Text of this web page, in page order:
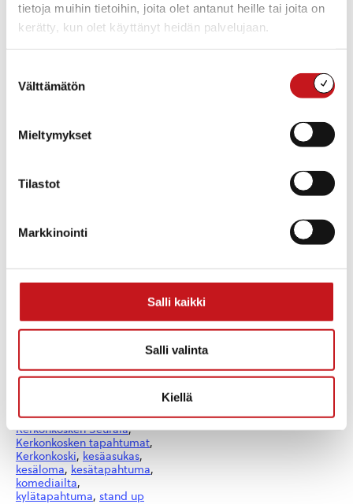
tietoja muihin tietoihin, joita olet antanut heille tai joita on
kerätty, kun olet käyttänyt heidän palvelujaan.
valinta
Välttämätön
Mieltymykset
Tilastot
Markkinointi
Salli kaikki
Salli valinta
Kiellä
Lipunmyynti: kerkonkoskenkettera.johku.com
ostamaan liput erikseen, jos ette tule paikalle yhtä
ke 30.7.2025
19:00 - 20:30
Tapahtumaluokka:
Kerkonkosken Seurala,
Kerkonkosken tapahtumat,
Kerkonkoski, kesäasukas,
kesäloma, kesätapahtuma,
komediailta,
kylätapahtuma, stand up